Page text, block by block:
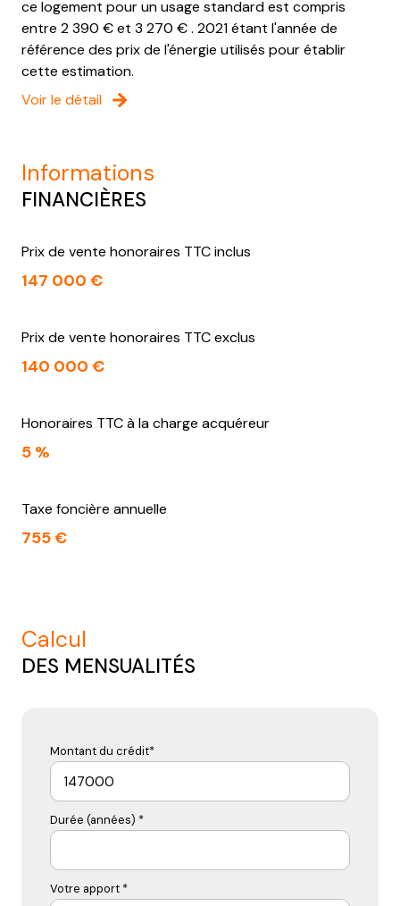
ce logement pour un usage standard est compris
entre 2 390 € et 3 270 € . 2021 étant l'année de
référence des prix de l'énergie utilisés pour établir
cette estimation.
Voir le détail
informations
FINANCIÈRES
Prix de vente honoraires TTC inclus
147 000 €
Prix de vente honoraires TTC exclus
140 000 €
Honoraires TTC à la charge acquéreur
5 %
Taxe foncière annuelle
755 €
calcul
DES MENSUALITÉS
Montant du crédit*
Durée (années) *
Votre apport *